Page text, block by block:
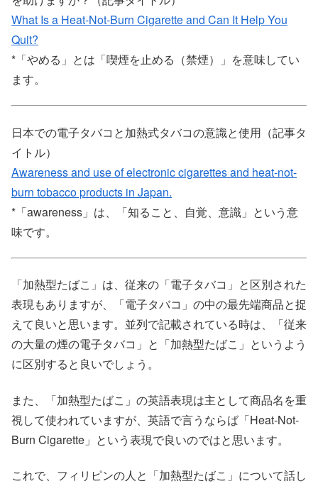
What Is a Heat-Not-Burn Cigarette and Can It Help You
Quit?
*「やめる」とは「喫煙を止める（禁煙）」を意味してい
ます。
日本での電子タバコと加熱式タバコの意識と使用（記事タ
イトル）
Awareness and use of electronic cigarettes and heat-not-
burn tobacco products in Japan.
*「awareness」は、「知ること、自覚、意識」という意
味です。
「加熱型たばこ」は、従来の「電子タバコ」と区別された
表現もありますが、「電子タバコ」の中の最先端商品と捉
えて良いと思います。並列で記載されている時は、「従来
の大量の煙の電子タバコ」と「加熱型たばこ」というよう
に区別すると良いでしょう。
また、「加熱型たばこ」の英語表現は主として商品名を重
視して使われていますが、英語で言うならば「Heat-Not-
Burn Cigarette」という表現で良いのではと思います。
これで、フィリピンの人と「加熱型たばこ」について話し